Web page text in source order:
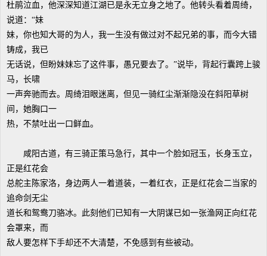
杜鹃泣血，他深深知道江湖已是永无立身之地了。他转头看着周绮，
说道：“妹
妹，你也知大哥的为人，我一生没有做过对不起兄弟的事，而今大错
铸成，我已
无话说，但盼妹妹忘了这件事，愚兄要去了。”说毕，背起行囊跨上骏
马，长啸
一声奔驰而去。周绮泪眼迷离，但见一骑红尘渐渐隐没在斜阳草树
间，她胸口一
热，不禁吐出一口鲜血。
咸阳古道，有三骑正策马急行，其中一个脸如冠玉，长身玉立，
正是红花会
总舵主陈家洛，身边两人一着道装，一着红衣，正是红花会二当家的
追命剑无尘
道长和鸳鸯刀骆冰。此刻他们已知有一大阴谋已如一张渔网正向红花
会罩来，而
敌人要怎样下手却还不大清楚，不免感到有些被动。